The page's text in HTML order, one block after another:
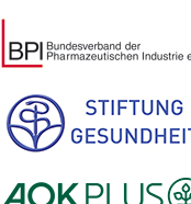
Logo – BDI
Logo – Stiftung